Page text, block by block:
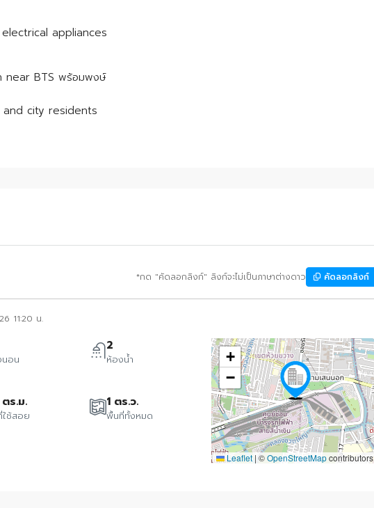
appliances
near BTS พร้อมพงษ์
city residents
*กด "คัดลอกลิงก์" ลิงก์จะไม่เป็นภาษาต่างดาว คัดลอกลิงก์
11:20 น.
อน
2
ห้องน้ำ
ร.ม.
ช้สอย
1 ตร.ว.
พื้นที่ทั้งหมด
+
−
Leaflet | ©OpenStreetMapcontributors